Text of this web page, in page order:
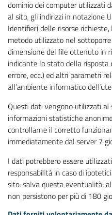
dominio dei computer utilizzati
al sito, gli indirizzi in notazione
Identifier) delle risorse richieste,
metodo utilizzato nel
dimensione del file ottenuto in
indicante lo stato della risposta
errore, ecc.) ed altri parametri
all’ambiente informatico
Questi dati vengono utilizzati al
informazioni statistiche
controllarne il corretto
immediatamente dal server 7
I dati potrebbero essere
responsabilità in caso di
sito: salva questa eventualità,
non persistono per più di 180